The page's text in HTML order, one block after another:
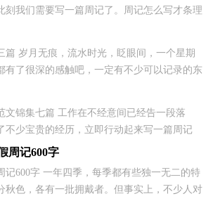
刻我们需要写一篇周记了。周记怎么写才条理
理的初中周记7篇，欢迎大家借鉴...
篇 岁月无痕，流水时光，眨眼间，一个星期
有了很深的感触吧，一定有不少可以记录的东
。但是周记有什么要求呢？下面是小编...
文锦集七篇 工作在不经意间已经告一段落
不少宝贵的经历，立即行动起来写一篇周记
周记很难写吧，以下是小编精心整...
周记600字
记600字 一年四季，每季都有些独一无二的特
秋色，各有一批拥戴者。但事实上，不少人对